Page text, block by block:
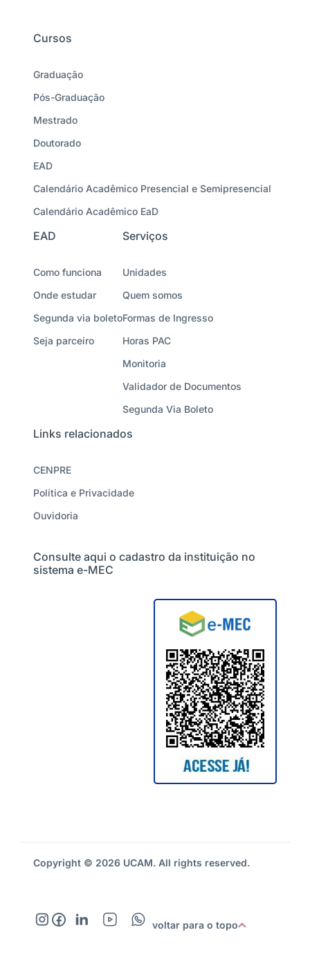
Cursos
Graduação
Pós-Graduação
Mestrado
Doutorado
EAD
Calendário Acadêmico Presencial e Semipresencial
Calendário Acadêmico EaD
EAD
Como funciona
Onde estudar
Segunda via boleto
Seja parceiro
Serviços
Unidades
Quem somos
Formas de Ingresso
Horas PAC
Monitoria
Validador de Documentos
Segunda Via Boleto
Links relacionados
CENPRE
Política e Privacidade
Ouvidoria
Consulte aqui o cadastro da instituição no
sistema e-MEC
Copyright © 2026 UCAM. All rights reserved.
voltar para o topo